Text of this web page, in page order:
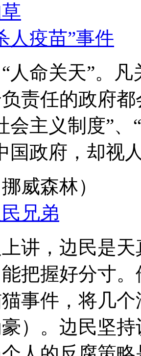
疫苗”事件
人命关天”。
责任的政府
会主义制度”
国政府，却视
威森林）
兄弟
讲，边民是
把握好分寸
事件，将几
）。边民坚